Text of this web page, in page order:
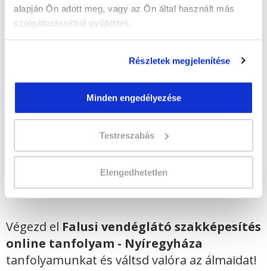
alapján Ön adott meg, vagy az Ön által használt más
szolgáltatásokból gyűjtöttek.
Részletek megjelenítése
Minden engedélyezése
Testreszabás
Elengedhetetlen
Indulás időpontja: 2026-09-25
Képzés ára:219 000 Ft
egyösszegű befizetés esetén + minden
tanfolyam 49.990 Ft értékben!
Lehet még jelentkezni?
Végezd el Falusi vendéglátó szakképesítés
online tanfolyam - Nyíregyháza
tanfolyamunkat és váltsd valóra az álmaidat!